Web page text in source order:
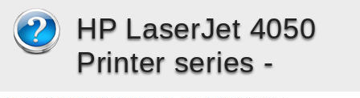
HP LaserJet 4050
Printer series -